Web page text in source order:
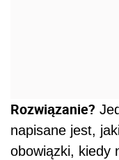
Rozwiązanie?
napisane jest,
obowiązki, kiedy